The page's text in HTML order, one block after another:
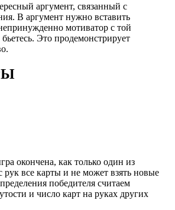
аргумент, связанный с
В аргумент нужно вставить
мотиватор с той
Это продемонстрирует
окончена, как только один из
рук все карты и не может взять новые
победителя считаем
и число карт на руках других